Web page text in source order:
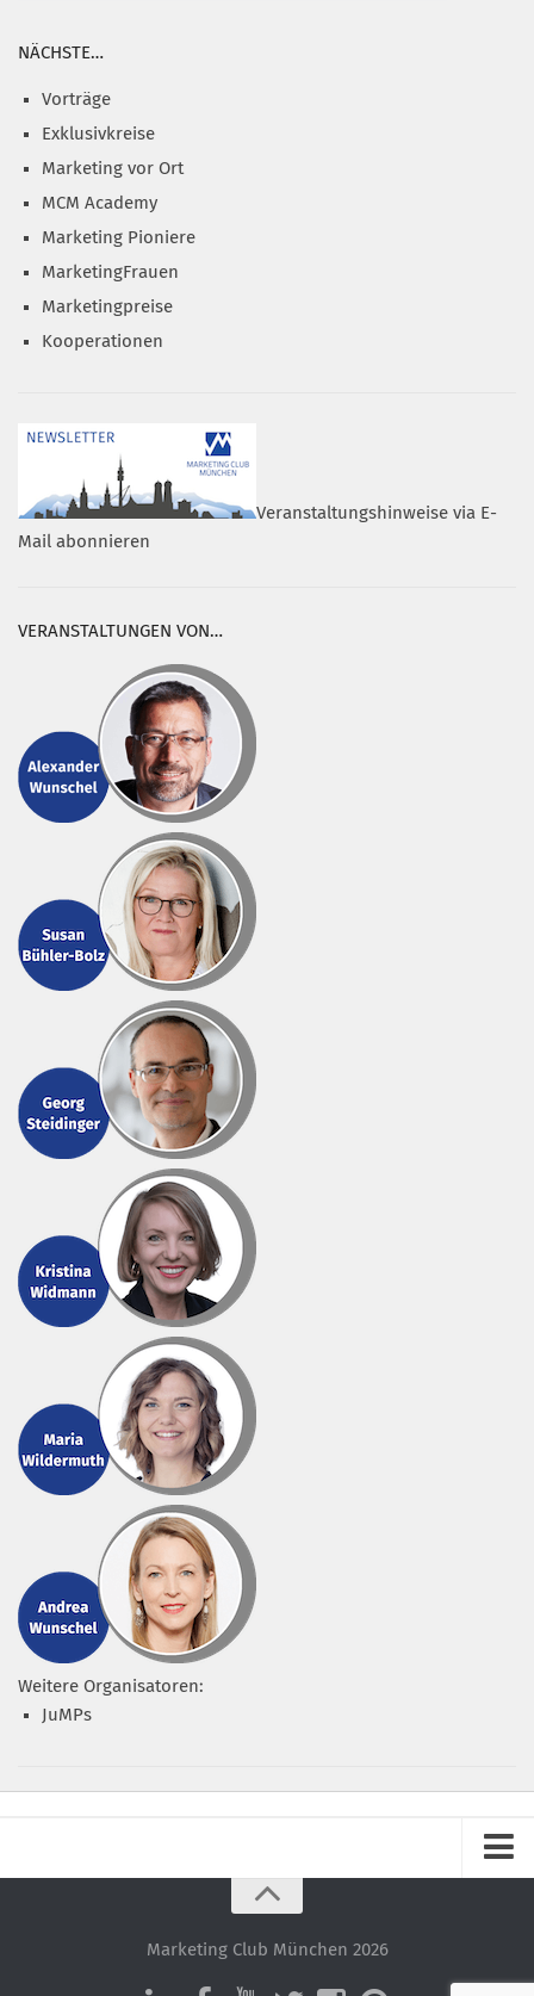
NÄCHSTE…
Vorträge
Exklusivkreise
Marketing vor Ort
MCM Academy
Marketing Pioniere
MarketingFrauen
Marketingpreise
Kooperationen
Veranstaltungshinweise via E-
Mail abonnieren
VERANSTALTUNGEN VON…
Weitere Organisatoren:
JuMPs
Datenschutz – ganz einfach!
Datenschutzerklärung
Marketing Club München 2026